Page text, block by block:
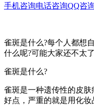
手机咨询电话咨询QQ咨
雀斑是什么?每个人都想
什么呢?可能大家还不太
雀斑是什么?
雀斑是一种遗传性的皮
好点，严重的就是用化妆